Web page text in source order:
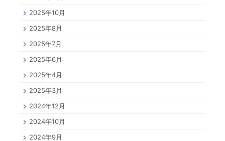
2025年10月
2025年8月
2025年7月
2025年6月
2025年4月
2025年3月
2024年12月
2024年10月
2024年9月